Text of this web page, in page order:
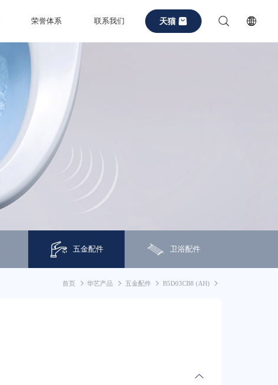
荣誉体系 联系我们 天猫
五金配件 卫浴配件
首页 华艺产品 五金配件 B5D03CB8 (AH)